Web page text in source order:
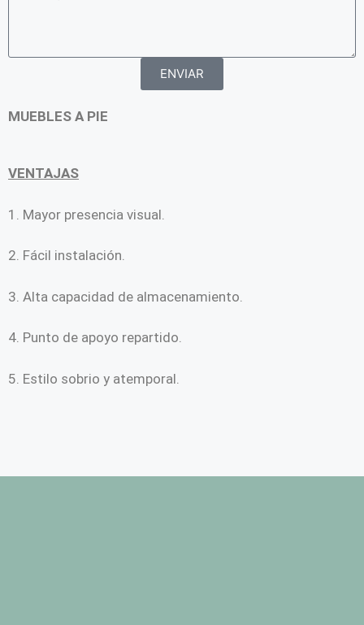
ENVIAR
MUEBLES A PIE
VENTAJAS
1. Mayor presencia visual.
2. Fácil instalación.
3. Alta capacidad de almacenamiento.
4. Punto de apoyo repartido.
5. Estilo sobrio y atemporal.